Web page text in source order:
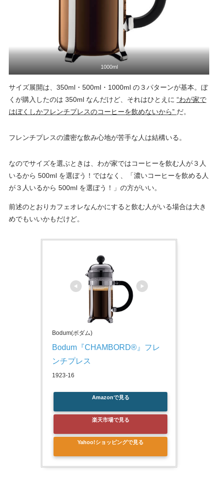
1000ml
サイズ展開は、350ml・500ml・1000ml の３パターンが基本。ぼ
くが購入したのは 350ml なんだけど、それはひとえに “わが家で
はぼくしかフレンチプレスのコーヒーを飲めないから” だ。
フレンチプレスの濃密な飲み心地が苦手な人は結構いる。
なのでサイズを選ぶときは、わが家ではコーヒーを飲む人が３人
いるから 500ml を選ぼう！ではなく、「濃いコーヒーを飲める人
が３人いるから 500ml を選ぼう！」の方がいい。
前述のとおりカフェオレなんかにすると飲む人がいる場合は大き
めでもいいかもだけど。
Bodum(ボダム)
Bodum『CHAMBORD®』フレ
ンチプレス
1923-16
Amazonで見る
楽天市場で見る
Yahoo!ショッピングで見る